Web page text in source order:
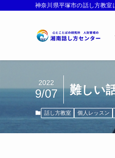
神奈川県平塚市の話し方教
難しい
2022
9/07
話し方教室 個人レッスン